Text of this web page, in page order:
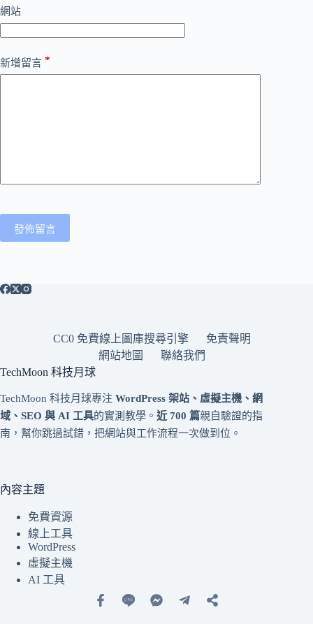
網站
新增留言 *
發佈留言
CC0 免費線上圖庫搜尋引擎
免責聲明
網站地圖
聯絡我們
TechMoon 科技月球
TechMoon 科技月球專注 WordPress 架站、虛擬主機、網
域、SEO 與 AI 工具的實測教學。 近 700 篇親自驗證的指
南，幫你跳過試錯，把網站與工作流程一次做到位。
內容主題
免費資源
線上工具
WordPress
虛擬主機
AI 工具